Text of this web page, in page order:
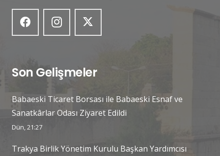
Son Gelişmeler
Babaeski Ticaret Borsası ile Babaeski Esnaf ve
Sanatkârlar Odası Ziyaret Edildi
Dün, 21:27
Trakya Birlik Yönetim Kurulu Başkan Yardımcısı